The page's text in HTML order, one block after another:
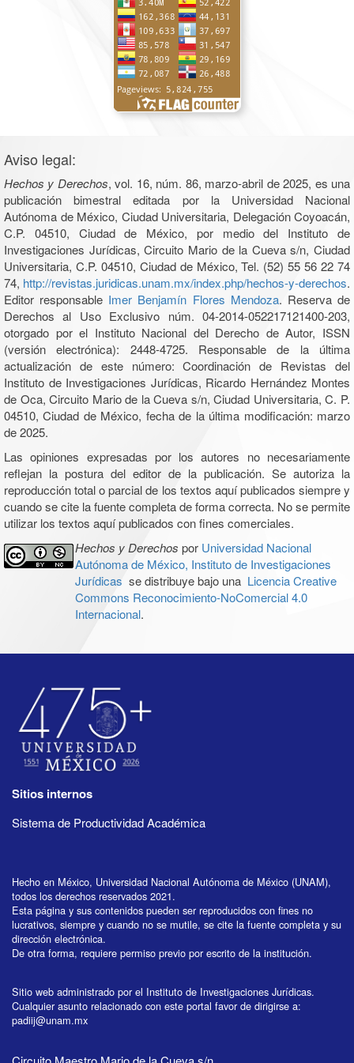
Aviso legal:
Hechos y Derechos, vol. 16, núm. 86, marzo-abril de 2025, es una
publicación bimestral editada por la Universidad Nacional
Autónoma de México, Ciudad Universitaria, Delegación Coyoacán,
C.P. 04510, Ciudad de México, por medio del Instituto de
Investigaciones Jurídicas, Circuito Mario de la Cueva s/n, Ciudad
Universitaria, C.P. 04510, Ciudad de México, Tel. (52) 55 56 22 74
74, http://revistas.juridicas.unam.mx/index.php/hechos-y-derechos.
Editor responsable Imer Benjamín Flores Mendoza. Reserva de
Derechos al Uso Exclusivo núm. 04-2014-052217121400-203,
otorgado por el Instituto Nacional del Derecho de Autor, ISSN
(versión electrónica): 2448-4725. Responsable de la última
actualización de este número: Coordinación de Revistas del
Instituto de Investigaciones Jurídicas, Ricardo Hernández Montes
de Oca, Circuito Mario de la Cueva s/n, Ciudad Universitaria, C. P.
04510, Ciudad de México, fecha de la última modificación: marzo
de 2025.
Las opiniones expresadas por los autores no necesariamente
reflejan la postura del editor de la publicación. Se autoriza la
reproducción total o parcial de los textos aquí publicados siempre y
cuando se cite la fuente completa de forma correcta. No se permite
utilizar los textos aquí publicados con fines comerciales.
Hechos y Derechos por Universidad Nacional
Autónoma de México, Instituto de Investigaciones
Jurídicas se distribuye bajo una Licencia Creative
Commons Reconocimiento-NoComercial 4.0
Internacional.
Sitios internos
Sistema de Productividad Académica
Hecho en México, Universidad Nacional Autónoma de México (UNAM),
todos los derechos reservados 2021.
Esta página y sus contenidos pueden ser reproducidos con fines no
lucrativos, siempre y cuando no se mutile, se cite la fuente completa y su
dirección electrónica.
De otra forma, requiere permiso previo por escrito de la institución.
Sitio web administrado por el Instituto de Investigaciones Jurídicas.
Cualquier asunto relacionado con este portal favor de dirigirse a:
padiij@unam.mx